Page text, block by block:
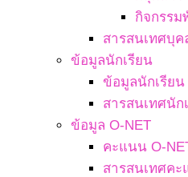
กิจกรร
สารสนเทศบุค
ข้อมูลนักเรียน
ข้อมูลนักเรียน
สารสนเทศนัก
ข้อมูล O-NET
คะแนน O-
สารสนเทศคะ